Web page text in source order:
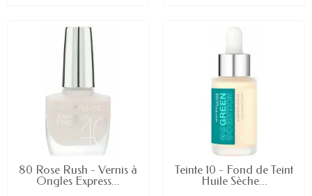
EN STOCK
80 Rose Rush - Vernis à
Ongles Express...
EN STOCK
Teinte 10 - Fond de Teint
Huile Sèche...